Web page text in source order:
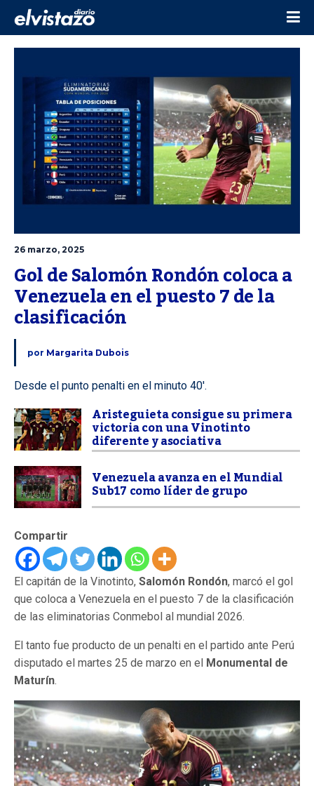
26 marzo, 2025
Gol de Salomón Rondón coloca a
Venezuela en el puesto 7 de la
clasificación
por Margarita Dubois
Desde el punto penalti en el minuto 40'.
Aristeguieta consigue su primera
victoria con una Vinotinto
diferente y asociativa
Venezuela avanza en el Mundial
Sub17 como líder de grupo
Compartir
El capitán de la Vinotinto, Salomón Rondón, marcó el gol
que coloca a Venezuela en el puesto 7 de la clasificación
de las eliminatorias Conmebol al mundial 2026.
El tanto fue producto de un penalti en el partido ante Perú
disputado el martes 25 de marzo en el Monumental de
Maturín.